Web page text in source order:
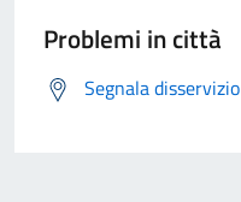
Problemi in città
Segnala disservizio